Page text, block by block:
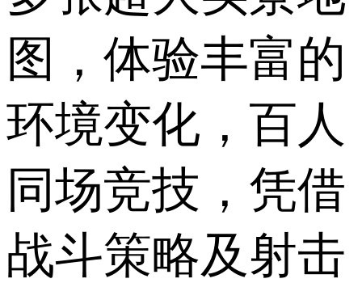
图，体验丰富的
环境变化，百人
同场竞技，凭借
战斗策略及射击